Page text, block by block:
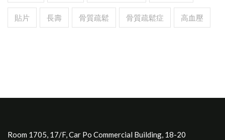
貼片 長壽 骨質疏鬆 骨質疏鬆症 高血壓
Room 1705, 17/F, Car Po Commercial Building, 18-20